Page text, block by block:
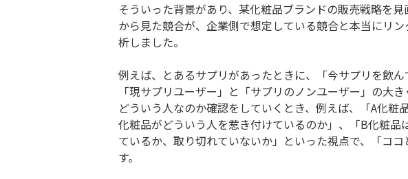
そういった背景があり、某化粧品ブランドの販売戦略を
から見た競合が、企業側で想定している競合と本当にリ
析しました。
例えば、とあるサプリがあったときに、「今サプリを飲
「現サプリユーザー」と「サプリのノンユーザー」の大
どういう人なのか確認をしていくとき、例えば、「A化
化粧品がどういう人を惹き付けているのか」、「B化粧
ているか、取り切れていないか」といった視点で、「コ
す。